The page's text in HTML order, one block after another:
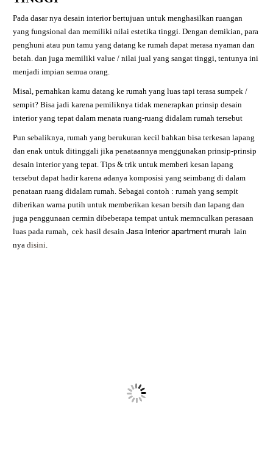
Pada dasar nya desain interior bertujuan untuk menghasilkan ruangan
yang fungsional dan memiliki nilai estetika tinggi. Dengan demikian, para
penghuni atau pun tamu yang datang ke rumah dapat merasa nyaman dan
betah. dan juga memiliki value / nilai jual yang sangat tinggi, tentunya ini
menjadi impian semua orang.
Misal, pernahkan kamu datang ke rumah yang luas tapi terasa sumpek /
sempit? Bisa jadi karena pemiliknya tidak menerapkan prinsip desain
interior yang tepat dalam menata ruang-ruang didalam rumah tersebut
Pun sebaliknya, rumah yang berukuran kecil bahkan bisa terkesan lapang
dan enak untuk ditinggali jika penataannya menggunakan prinsip-prinsip
desain interior yang tepat. Tips & trik untuk memberi kesan lapang
tersebut dapat hadir karena adanya komposisi yang seimbang di dalam
penataan ruang didalam rumah. Sebagai contoh : rumah yang sempit
diberikan warna putih untuk memberikan kesan bersih dan lapang dan
juga penggunaan cermin dibeberapa tempat untuk memnculkan perasaan
luas pada rumah,
cek hasil desainJasa Interior apartment murah lain
nyadisini